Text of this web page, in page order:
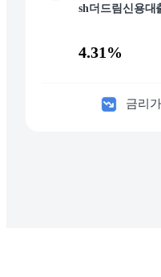
sh더드림신용대
4.31%
금리가